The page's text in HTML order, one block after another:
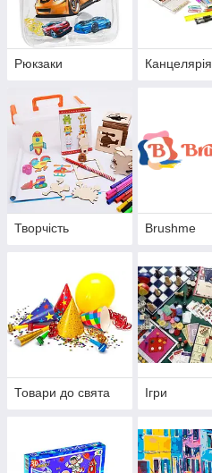
Рюкзаки Канцелярія
Творчість Brushme
Товари до свята Ігри